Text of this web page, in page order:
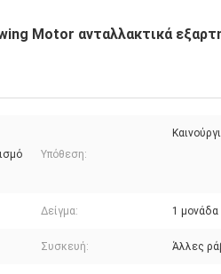
Motor ανταλλακτικά
Υπόθεση:
Δείγμα: 1 μονάδα
Συσκευή: Άλλες